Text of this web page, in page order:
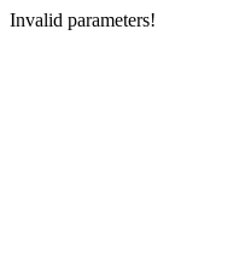
Invalid parameters!